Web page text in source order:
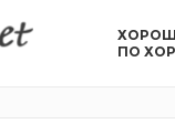
ПО